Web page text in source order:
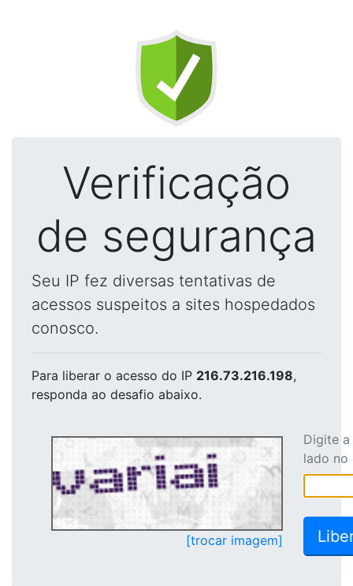
Verificação
de segurança
Seu IP fez diversas tentativas de
acessos suspeitos a sites hospedados
conosco.
Para liberar o acesso do IP 216.73.216.198,
responda ao desafio abaixo.
[trocar imagem]
Digite
lado no